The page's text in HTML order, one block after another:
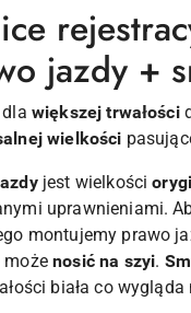
jazdy +
dla większej trwałości
wielkości
jest wielkości
uprawnieniami.
montujemy prawo
możenosić na szyi.
biała co